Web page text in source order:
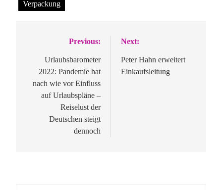
Verpackung
Beitragsnavigation
Previous:
Urlaubsbarometer
2022: Pandemie hat
nach wie vor Einfluss
auf Urlaubspläne –
Reiselust der
Deutschen steigt
dennoch
Next:
Peter Hahn erweitert
Einkaufsleitung